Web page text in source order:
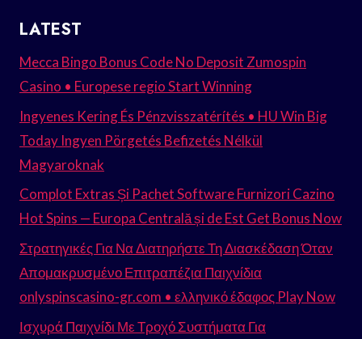
LATEST
Mecca Bingo Bonus Code No Deposit Zumospin
Casino • Europese regio Start Winning
Ingyenes Kering És Pénzvisszatérítés • HU Win Big
Today Ingyen Pörgetés Befizetés Nélkül
Magyaroknak
Complot Extras Și Pachet Software Furnizori Cazino
Hot Spins — Europa Centrală și de Est Get Bonus Now
Στρατηγικές Για Να Διατηρήστε Τη Διασκέδαση Όταν
Απομακρυσμένο Επιτραπέζια Παιχνίδια
onlyspinscasino-gr.com • ελληνικό έδαφος Play Now
Ισχυρά Παιχνίδι Με Τροχό Συστήματα Για